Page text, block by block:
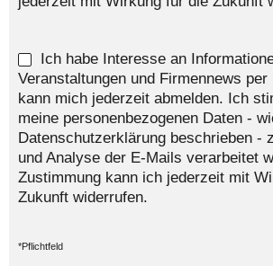
Ich habe Interesse an
Veranstaltungen und Firmennews
kann mich jederzeit abmelden. Ich
meine personenbezogenen Daten -
Datenschutzerklärung beschrieben -
und Analyse der E-Mails verarbeitet
Zustimmung kann ich jederzeit mit
Zukunft widerrufen.
*Pflichtfeld